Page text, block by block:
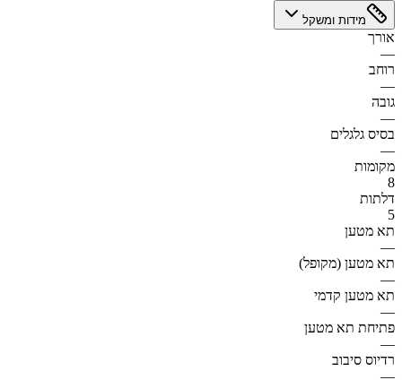
מידות ומשקל
אורך
—
רוחב
—
גובה
—
בסיס גלגלים
—
מקומות
8
דלתות
5
תא מטען
—
תא מטען (מקופל)
—
תא מטען קדמי
—
פתיחת תא מטען
—
רדיוס סיבוב
—